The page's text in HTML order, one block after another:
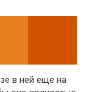
в ней еще на